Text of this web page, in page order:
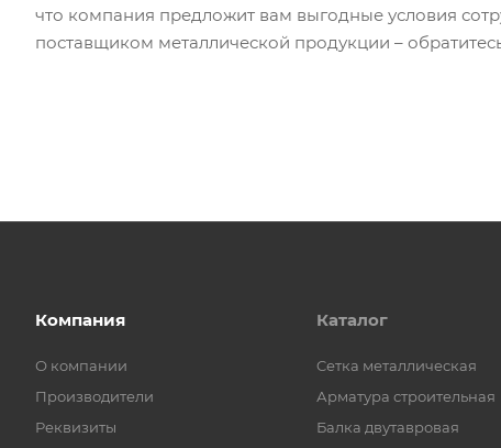
что компания предложит вам выгодные условия
поставщиком металлической продукции –
Компания
О компании
Производители
Реквизиты
Каталог
Cетка металлическая
Арматура строительная
Балка двутавровая